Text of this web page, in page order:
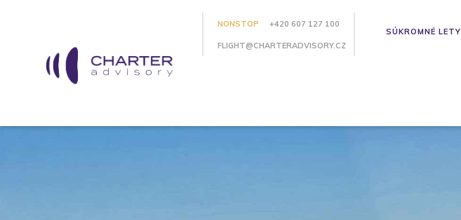
NONSTOP +420 607 127 100
FLIGHT@CHARTERADVISORY.CZ
SÚKROMNÉ LETY